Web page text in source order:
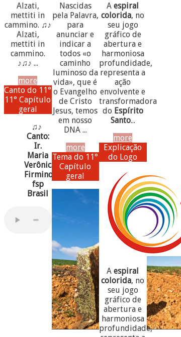
Alzati,
mettiti in
cammino. ♫♪
Alzati,
mettiti in
cammino.
♪♫♪ ...
more
Canto do 11°
11° Capítulo
geral
♫♪
Canto:
Ir.
Maria
Verônica
Firmino,
fsp
Brasil
Nascidas
pela Palavra,
para
anunciar e
indicar a
todos «o
caminho
luminoso da
vida», que é
o Evangelho
de Cristo
Jesus, temos
em nosso
DNA ...
more
Tema do 11°
Capítulo
geral
Aespiral
colorida, no
seu jogo
gráfico de
abertura e
harmoniosa
profundidade,
representa a
ação
envolvente e
transformadora
do Espírito
Santo...
more
Explicação
do Logo
Aespiral
colorida, no
seu jogo
gráfico de
abertura e
harmoniosa
profundidade,